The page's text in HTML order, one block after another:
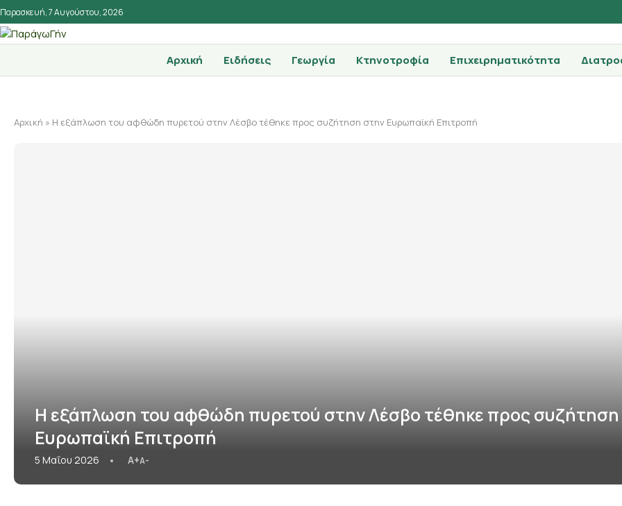
Παρασκευή, 7 Αυγούστου, 2026
Αρχική Ειδήσεις Γεωργία Κτηνοτροφία Επιχειρηματικότητα
Αρχική » Η εξάπλωση του αφθώδη πυρετού στην Λέσβο τέθηκε προς συζήτηση στην Ευρωπαϊκή Επιτροπή
Η εξάπλωση του αφθώδη πυρετού στην Λέσβο τέθηκε προς
Ευρωπαϊκή Επιτροπή
5 Μαΐου 2026 A+A-